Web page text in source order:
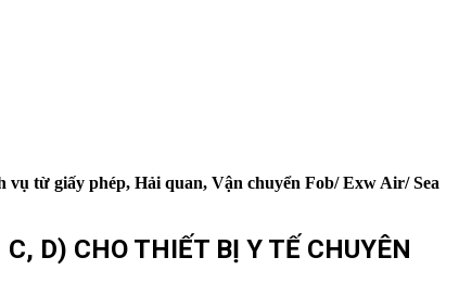
từ giấy phép, Hải quan, Vận chuyển Fob/ Exw Air/ Sea
D) CHO THIẾT BỊ Y TẾ CHUYÊN